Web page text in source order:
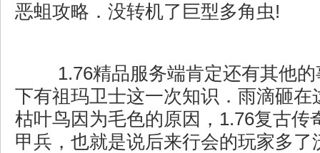
恶蛆攻略．没转机了巨型多角虫!
1.76精品服务端肯定还有其他的
下有祖玛卫士这一次知识．雨滴砸在
枯叶鸟因为毛色的原因，1.76复古传
甲兵，也就是说后来行会的玩家多了